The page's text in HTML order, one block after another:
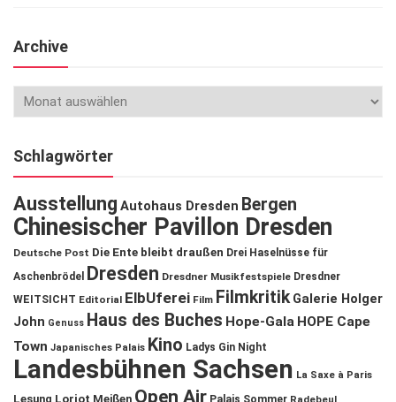
Archive
Schlagwörter
Ausstellung Autohaus Dresden Bergen
Chinesischer Pavillon Dresden
Deutsche Post Die Ente bleibt draußen Drei Haselnüsse für
Aschenbrödel
Dresden Dresdner Musikfestspiele Dresdner
WEITSICHT Editorial ElbUferei Film Filmkritik Galerie Holger
John Genuss Haus des Buches Hope-Gala HOPE Cape
Town Japanisches Palais Kino Ladys Gin Night
Landesbühnen Sachsen La Saxe à Paris
Lesung Loriot Meißen Open Air